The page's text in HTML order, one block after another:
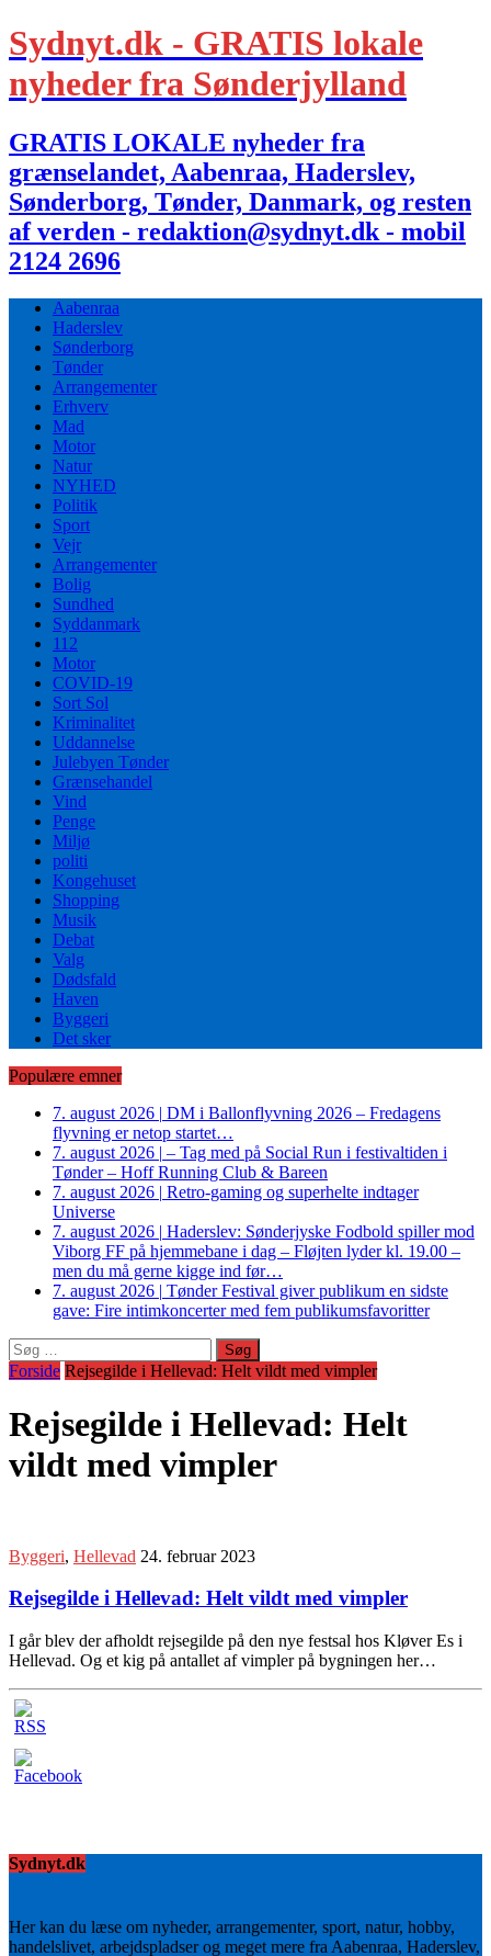
Sydnyt.dk - GRATIS lokale
nyheder fra Sønderjylland
GRATIS LOKALE nyheder fra
grænselandet, Aabenraa, Haderslev,
Sønderborg, Tønder, Danmark, og resten
af verden - redaktion@sydnyt.dk - mobil
2124 2696
Aabenraa
Haderslev
Sønderborg
Tønder
Arrangementer
Erhverv
Mad
Motor
Natur
NYHED
Politik
Sport
Vejr
Arrangementer
Bolig
Sundhed
Syddanmark
112
Motor
COVID-19
Sort Sol
Kriminalitet
Uddannelse
Julebyen Tønder
Grænsehandel
Vind
Penge
Miljø
politi
Kongehuset
Shopping
Musik
Debat
Valg
Dødsfald
Haven
Byggeri
Det sker
Populære emner
7. august 2026 | DM i Ballonflyvning 2026 – Fredagens
flyvning er netop startet…
7. august 2026 | – Tag med på Social Run i festivaltiden i
Tønder – Hoff Running Club & Bareen
7. august 2026 | Retro-gaming og superhelte indtager
Universe
7. august 2026 | Haderslev: Sønderjyske Fodbold spiller mod
Viborg FF på hjemmebane i dag – Fløjten lyder kl. 19.00 –
men du må gerne kigge ind før…
7. august 2026 | Tønder Festival giver publikum en sidste
gave: Fire intimkoncerter med fem publikumsfavoritter
Søg
efter:
Forside Rejsegilde i Hellevad: Helt vildt med vimpler
Rejsegilde i Hellevad: Helt
vildt med vimpler
Byggeri, Hellevad 24. februar 2023
Rejsegilde i Hellevad: Helt vildt med vimpler
I går blev der afholdt rejsegilde på den nye festsal hos Kløver Es i
Hellevad. Og et kig på antallet af vimpler på bygningen her…
Sydnyt.dk
Her kan du læse om nyheder, arrangementer, sport, natur, hobby,
handelslivet, arbejdspladser og meget mere fra Aabenraa, Haderslev,